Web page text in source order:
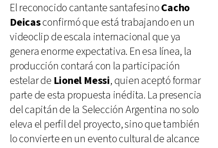
El reconocido cantante santafesinoCacho
Deicasconfirmó que está trabajando en un
videoclip de escala internacional que ya
genera enorme expectativa. En esa línea, la
producción contará con la participación
estelar de Lionel Messi, quien aceptó formar
parte de esta propuesta inédita. La presencia
del capitán de la Selección Argentina no solo
eleva el perfil del proyecto, sino que también
lo convierte en un evento cultural de alcance